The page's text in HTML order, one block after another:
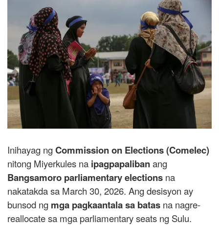
Inihayag ngCommission on Elections (Comelec)
nitong Miyerkules na ipagpapalibanang
Bangsamoro parliamentary elections na
nakatakda sa March 30, 2026. Ang desisyon ay
bunsod ng mga pagkaantala sa batas na nagre-
reallocate sa mga parliamentary seats ng Sulu.